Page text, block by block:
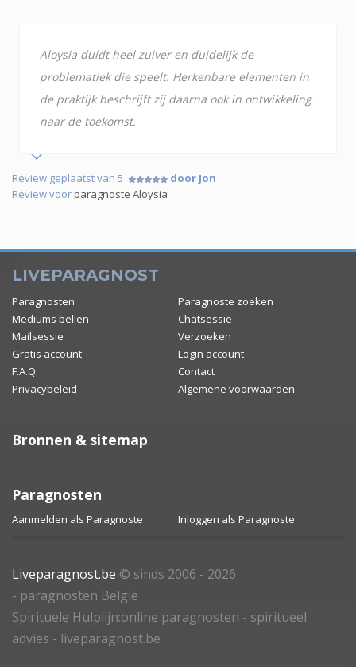
Aloysia duidt heel zuiver en duidelijk de
problematiek die speelt. Herkenbare elementen in
de praktijk beschrijft zij daarna ook in ontwikkeling
naar de toekomst.
Review geplaatst van 5
door Jon
Review voorparagnoste Aloysia
LIVEPARAGNOST
Paragnosten
Paragnoste zoeken
Mediums bellen
Chatsessie
Mailsessie
Verzoeken
Gratis account
Login account
F.A.Q
Contact
Privacybeleid
Algemene voorwaarden
Bronnen & sitemap
Paragnosten
Aanmelden als Paragnoste Inloggen als Paragnoste
Liveparagnost.be © sinds 2006 - 2026
- paragnosten Belgie
Spirituele Hulplijn:online paragnosten - spiritueel
advies - liveparagnost.be